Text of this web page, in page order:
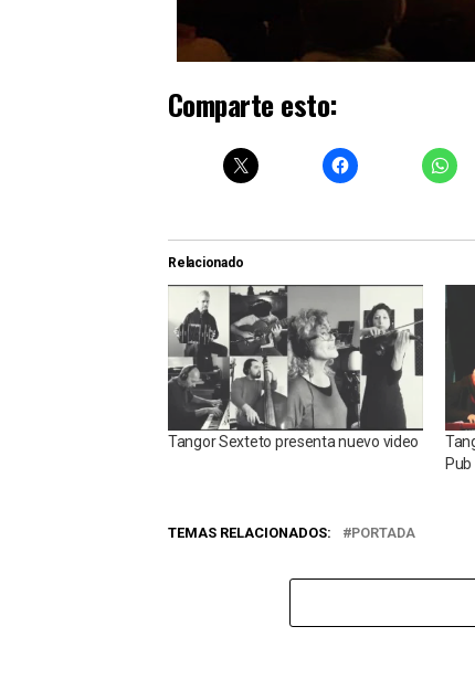
Comparte esto:
Relacionado
Tangor Sexteto presenta nuevo video
Pub
TEMAS RELACIONADOS: PORTADA